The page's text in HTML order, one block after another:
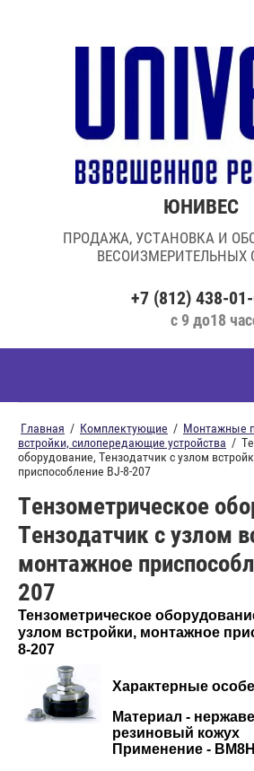
ЮНИВЕС
ПРОДАЖА, УСТАНОВКА И
ВЕСОИЗМЕРИТЕЛЬНЫХ
+7 (812) 438-
с 9 до18
Главная / Комплектующие / Монтажные
встройки, силопередающие устройства /
оборудование, Тензодатчик с узлом
приспособление BJ-8-207
Тензометрическое
Тензодатчик с узлом
монтажное
207
Тензометрическое
узлом встройки, монтажное
8-207
Характерные
Материал -
резиновый кожух
Применение -